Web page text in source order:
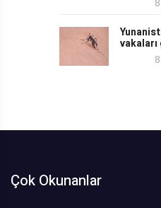
vakaları
Çok Okunanlar